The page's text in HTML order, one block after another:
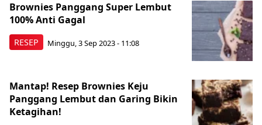
RESEP
Brownies Panggang Super Lembut
100% Anti Gagal
Minggu, 3 Sep 2023 - 11:08
Mantap! Resep Brownies Keju
Panggang Lembut dan Garing Bikin
Ketagihan!